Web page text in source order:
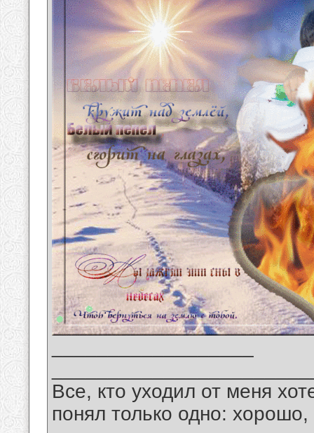
Все, кто уходил от меня
понял только одно: